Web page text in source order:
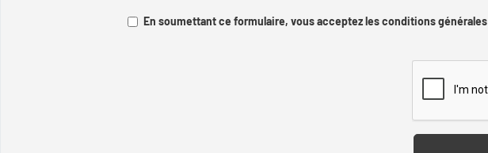
En soumettant ce formulaire, vous acceptez les conditions générales